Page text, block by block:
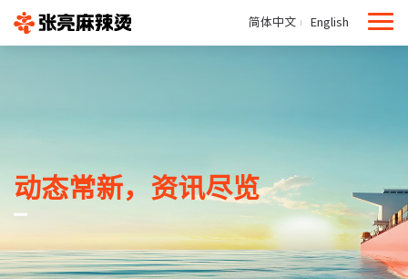
简体中文 English
动态常新，资讯尽览